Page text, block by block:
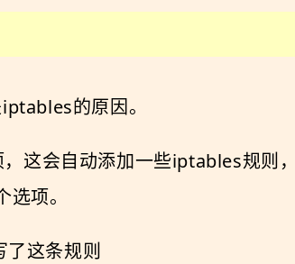
的原因。
，这会自动添加一些iptables规则
项。
这条规则